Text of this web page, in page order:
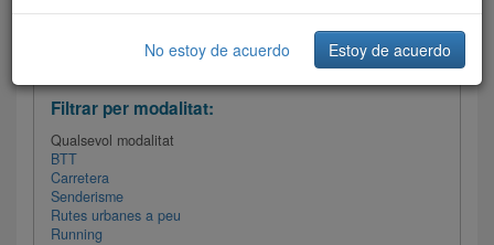
Filtrar les rutes
Filtrar per modalitat:
Qualsevol modalitat
BTT
Carretera
Senderisme
Rutes urbanes a peu
Running
No estoy de acuerdo Estoy de acuerdo